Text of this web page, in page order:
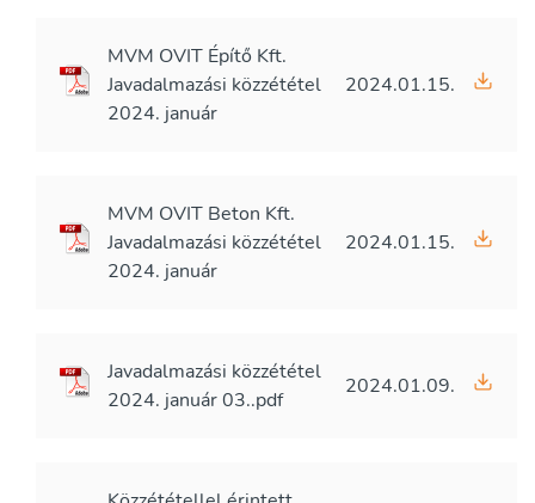
MVM OVIT Építő Kft.
Javadalmazási közzététel
2024. január
2024.01.15.
MVM OVIT Beton Kft.
Javadalmazási közzététel
2024. január
2024.01.15.
Javadalmazási közzététel
2024. január 03..pdf
2024.01.09.